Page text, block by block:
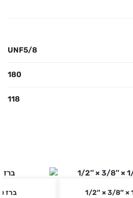
UNF5/8
180
118
ברז טי 1/2″ × 1/2″